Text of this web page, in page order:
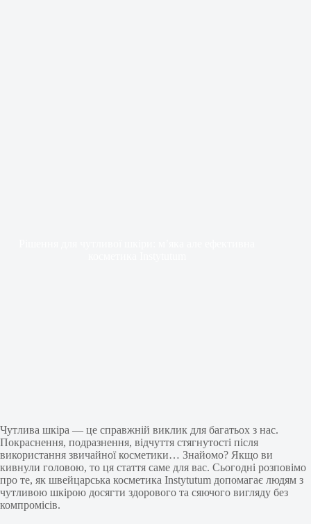
Чутлива шкіра — це справжній виклик для багатьох з нас.
Покраснення, подразнення, відчуття стягнутості після
використання звичайної косметики… Знайомо? Якщо ви
кивнули головою, то ця стаття саме для вас. Сьогодні розповімо
про те, як швейцарська косметика Instytutum допомагає людям з
чутливою шкірою досягти здорового та сяючого вигляду без
компромісів.